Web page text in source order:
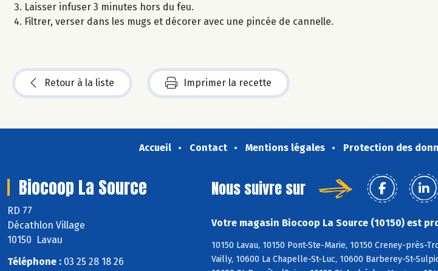
Laisser infuser 3 minutes hors du feu.
Filtrer, verser dans les mugs et décorer avec une pincée de cannelle.
Retour à la liste Imprimer la recette
Accueil Contact Mentions légales Protection des
Biocoop La Source
RD 77
Décathlon Village
10150 Lavau
Téléphone : 03 25 28 18 26
Nous suivre sur
Votre magasin Biocoop La Source (10150) est
10150 Lavau, 10150 Pont-Ste-Marie, 10150 Creney-près-
Vailly, 10600 La Chapelle-St-Luc, 10600 Barberey-St-